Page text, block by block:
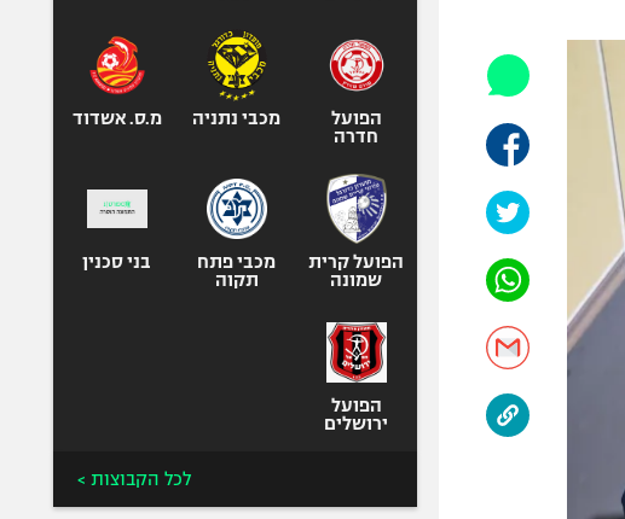
אופניים
ספורט מוטורי
כדורמים
בייסבול MLB
ספורט אתגרי
אומנויות לחימה
הפועל
חדרה
מכבי נתניה מ.ס. אשדוד
הפועל קרית
שמונה
מכבי פתח
תקוה
בני סכנין
הפועל
ירושלים
לכל הקבוצות >